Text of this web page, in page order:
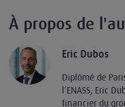
À propos de
Eric Dubos
Diplômé de
l’ENASS, Eric
financier du